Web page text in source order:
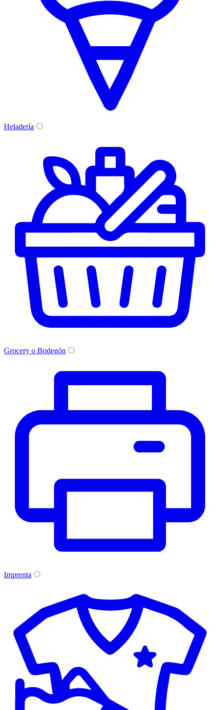
Heladería
Grocery o Bodegón
Imprenta